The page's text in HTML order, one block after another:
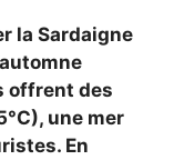
la Sardaigne
offrent des
une mer
En